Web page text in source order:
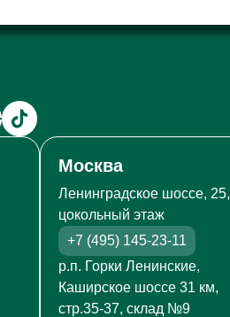
Москва
Ленинградское шоссе, 25,
цокольный этаж
+7 (495) 145-23-11
р.п. Горки Ленинские,
Каширское шоссе 31 км,
стр.35-37, склад №9